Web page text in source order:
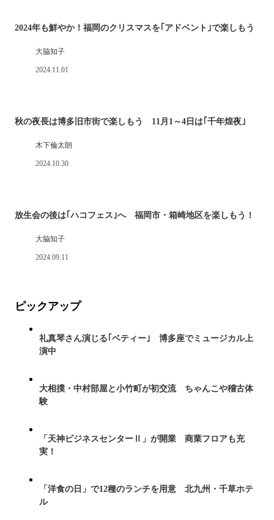
2024年も鮮やか！福岡のクリスマスを｢アドベント｣で楽しもう
大脇知子
2024.11.01
秋の夜長は博多旧市街で楽しもう 11月1～4日は｢千年煌夜｣
木下倫太朗
2024.10.30
放生会の後は｢ハコフェス｣へ 福岡市・箱崎地区を楽しもう！
大脇知子
2024.09.11
ピックアップ
礼真琴さん演じる｢ベティー｣ 博多座でミュージカル上
演中
大相撲・中村部屋と小竹町が初交流 ちゃんこや稽古体
験
「天神ビジネスセンターⅡ」が開業 商業フロアも充
実！
「洋食の日」で12種のランチを用意 北九州・千草ホテ
ル